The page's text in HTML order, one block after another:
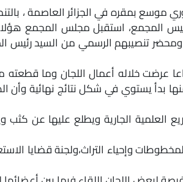
العربية يوم السبت31 ماي 2025 ، في اجتماع حضوري موسع بمقره في
المجمع، استقبل مجلس المجمع
تنصيبهم الرسمي من السيد رئيس
خلاله أعمال اللجان وما قطعته
منها بدأ يستوي في شكل نتائج نهائية
الجارية ويطلع عليها عن كثب
وإحياء التراث،ولجنة قضايا